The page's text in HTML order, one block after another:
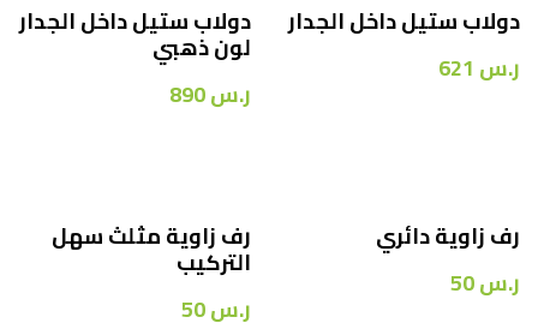
دولاب ستيل داخل الجدار
ر.س 621
دولاب ستيل داخل الجدار
لون ذهبي
ر.س890
رف زاوية دائري
ر.س50
رف زاوية مثلث سهل
التركيب
ر.س50